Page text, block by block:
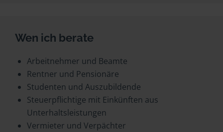
Wen ich berate
Arbeitnehmer und Beamte
Rentner und Pensionäre
Studenten und Auszubildende
Steuerpflichtige mit Einkünften aus
Unterhaltsleistungen
Vermieter und Verpächter